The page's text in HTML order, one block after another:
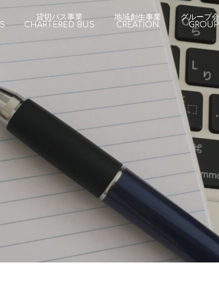
貸切バス事業
CHARTERED BUS
地域創生事業
CREATION
グループ
GROUP